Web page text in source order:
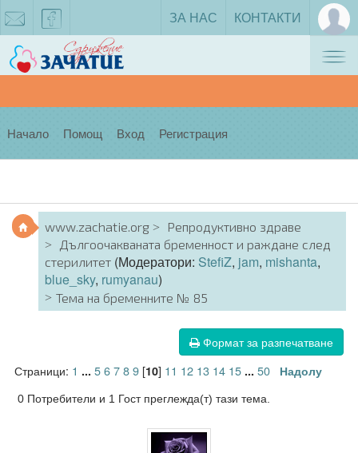
facebook
ЗА НАС КОНТАКТИ
Начало Помощ Вход Регистрация
www.zachatie.org
Репродуктивно здраве
Дългоочакваната бременност и раждане след
стерилитет(Модератори: StefiZ, jam, mishanta,
blue_sky, rumyanau)
Тема на бременните № 85
Формат за разпечатване
Страници: 1 ... 56789[10] 11 12 13 14 15 ... 50 Надолу
0 Потребители и 1 Гост преглежда(т) тази тема.